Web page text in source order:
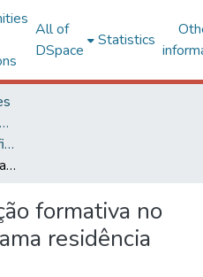
All of
DSpace
Statistics
Ciências Humanas, Letras e Artes
Educação - Mestrado Profissional
Práticas de avaliação formativa no contexto do programa residência pedagógica
formativa no
residência